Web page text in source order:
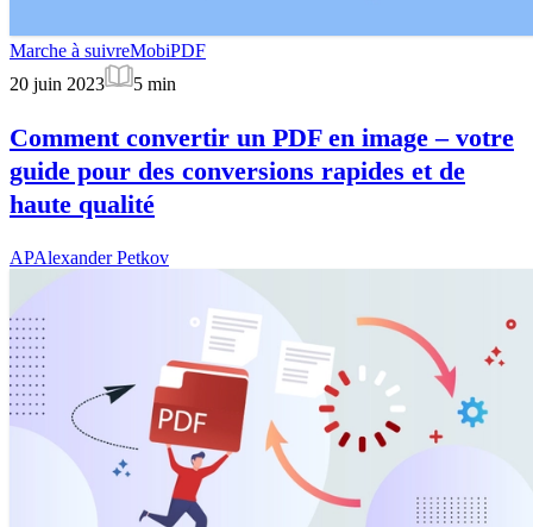
Marche à suivreMobiPDF
20 juin 2023
5 min
Comment convertir un PDF en image – votre
guide pour des conversions rapides et de
haute qualité
APAlexander Petkov